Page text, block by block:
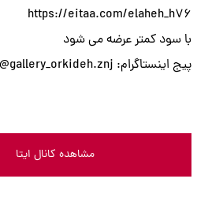
https://eitaa.com/elaheh_h76
با سود کمتر عرضه می شود
پیج اینستاگرام: gallery_orkideh.znj@
مشاهده کانال ایتا